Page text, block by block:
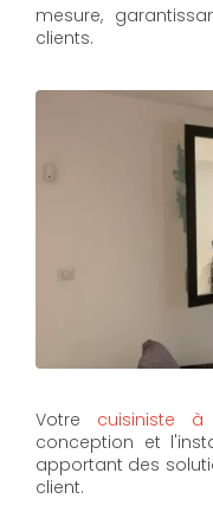
mesure,
clients.
Votre cuisiniste à
conception et
apportant des
client.